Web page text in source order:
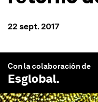
22 sept. 2017
Con la colaboración de
Esglobal.